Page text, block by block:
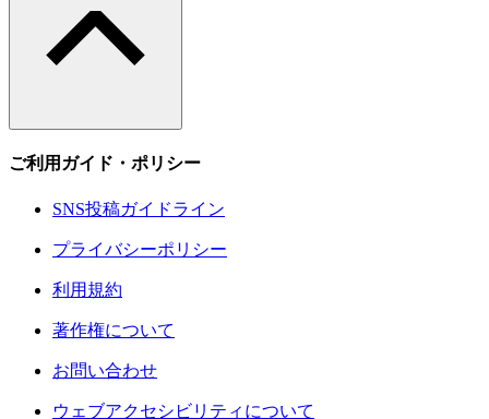
ご利用ガイド・ポリシー
SNS投稿ガイドライン
プライバシーポリシー
利用規約
著作権について
お問い合わせ
ウェブアクセシビリティについて